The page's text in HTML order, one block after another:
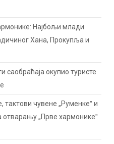
Најбољи млади
Хана, Прокупља и
саобраћаја окупио туристе
тактови чувене „Руменкеˮ и
„Прве хармоникеˮ